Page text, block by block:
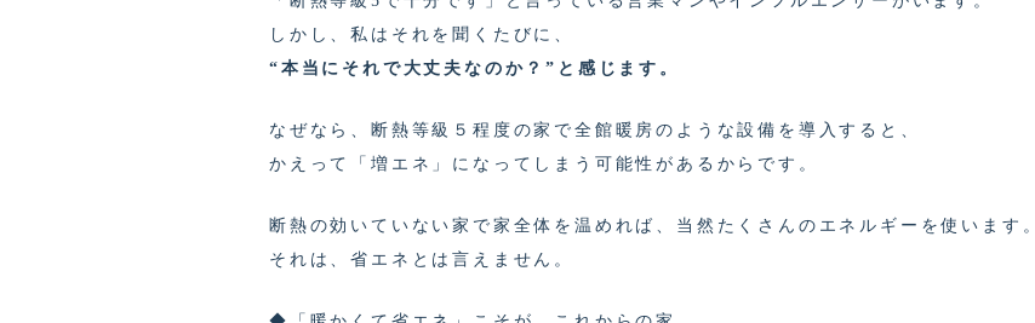
しかし、私はそれを聞くたびに、
“本当にそれで大丈夫なのか？”と感じます。
なぜなら、断熱等級５程度の家で全館暖房のような設備を導入すると、
かえって「増エネ」になってしまう可能性があるからです。
断熱の効いていない家で家全体を温めれば、当然たくさんのエネルギーを使います。
それは、省エネとは言えません。